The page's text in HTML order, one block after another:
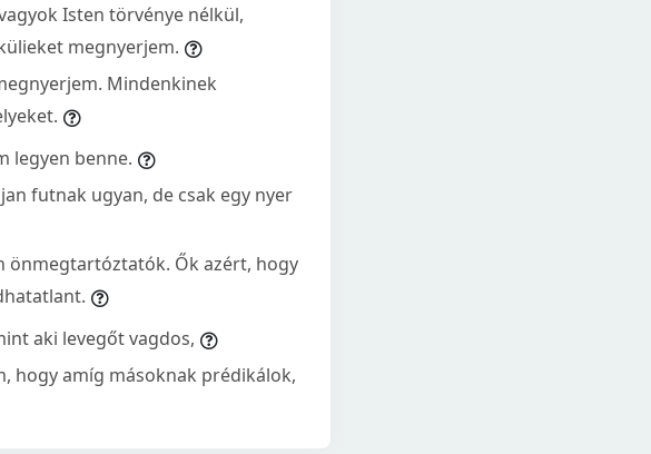
Isten törvénye nélkül,
megnyerjem.
Mindenkinek
legyen benne.
futnak ugyan, de csak egy nyer
önmegtartóztatók. Ők azért, hogy
aki levegőt vagdos,
hogy amíg másoknak prédikálok,